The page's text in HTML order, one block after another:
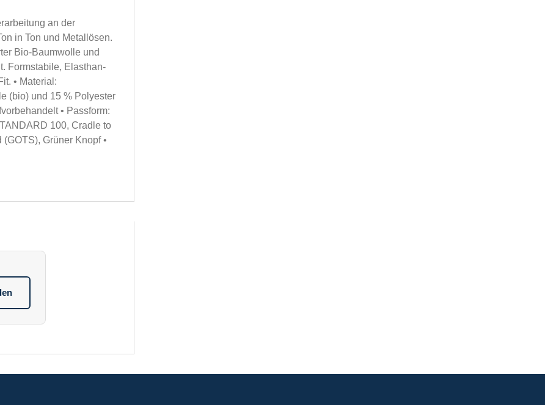
an der
in Ton und Metallösen.
Bio-Baumwolle und
Formstabile, Elasthan-
• Material:
(bio) und 15 % Polyester
• Passform:
100, Cradle to
Grüner Knopf •